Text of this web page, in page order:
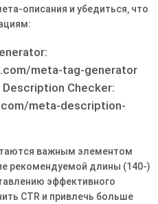
описания и убедиться‚ что
meta-tag-generator
Description Checker:
meta-description-
важным элементом
рекомендуемой длины (140-)
эффективного
CTR и привлечь больше